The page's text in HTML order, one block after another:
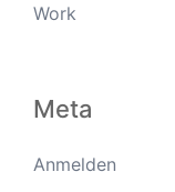
Work
Meta
Anmelden